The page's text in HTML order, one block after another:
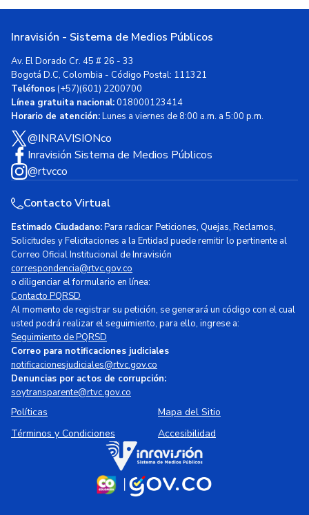
Inravisión - Sistema de Medios Públicos
Av. El Dorado Cr. 45 # 26 - 33
Bogotá D.C, Colombia - Código Postal: 111321
Teléfonos(+57)(601) 2200700
Línea gratuita nacional:018000123414
Horario de atención:Lunes a viernes de 8:00 a.m. a 5:00 p.m.
@INRAVISIONco
Inravisión Sistema de Medios Públicos
@rtvcco
Contacto Virtual
Estimado Ciudadano:Para radicar Peticiones, Quejas, Reclamos,
Solicitudes y Felicitaciones a la Entidad puede remitir lo pertinente al
Correo Oficial Institucional de Inravisión
correspondencia@rtvc.gov.co
o diligenciar el formulario en línea:
Contacto PQRSD
Al momento de registrar su petición, se generará un código con el cual
usted podrá realizar el seguimiento, para ello, ingrese a:
Seguimiento de PQRSD
Correo para notificaciones judiciales
notificacionesjudiciales@rtvc.gov.co
Denuncias por actos de corrupción:
soytransparente@rtvc.gov.co
Políticas
Mapa del Sitio
Términos y Condiciones
Accesibilidad